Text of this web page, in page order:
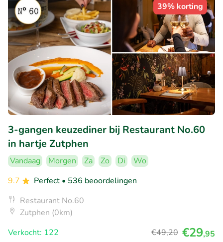
39% korting
3-gangen keuzediner bij Restaurant No.60
in hartje Zutphen
Vandaag Morgen Za Zo Di
Wo
9.7
Perfect • 536 beoordelingen
Restaurant No.60
Zutphen (0km)
Verkocht: 122
€49,20 €29,95